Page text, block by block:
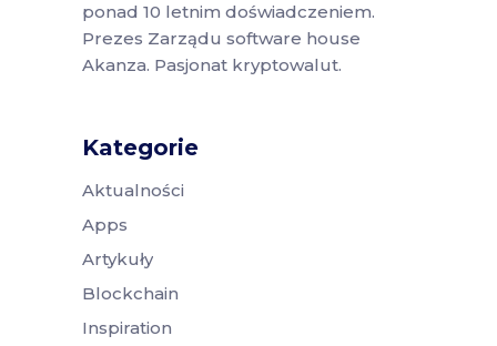
ponad 10 letnim doświadczeniem.
Prezes Zarządu software house
Akanza. Pasjonat kryptowalut.
Kategorie
Aktualności
Apps
Artykuły
Blockchain
Inspiration